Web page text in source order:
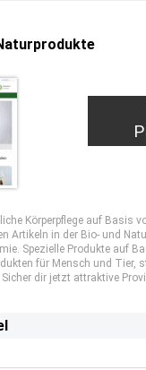
Körperpflege auf Basis
Artikeln in der Bio- und
Spezielle Produkte auf
für Mensch und Tier,
dir jetzt attraktive